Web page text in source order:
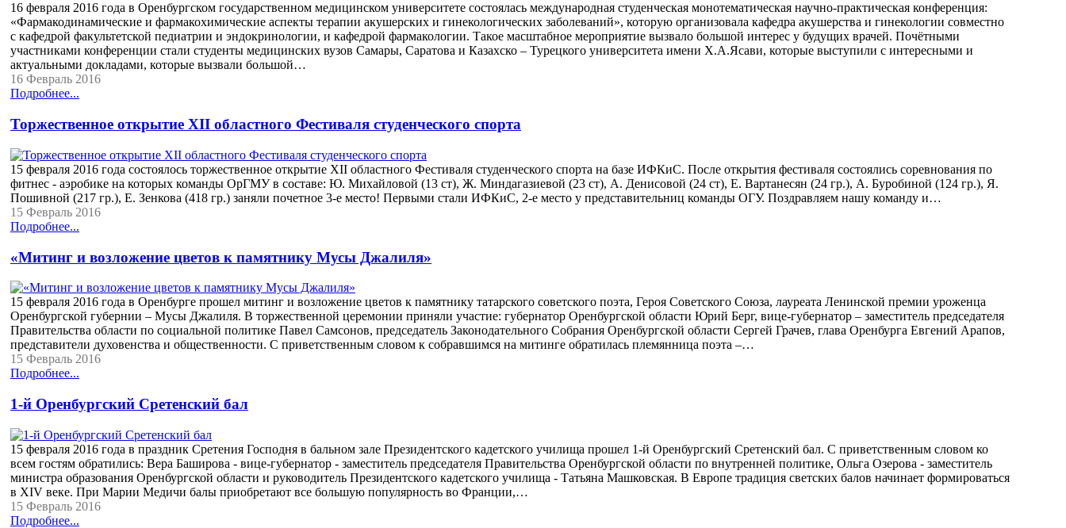
16 февраля 2016 года в Оренбургском государственном медицинском университете состоялась международная студенческая монотематическая научно-практическая конференция:
«Фармакодинамические и фармакохимические аспекты терапии акушерских и гинекологических заболеваний», которую организовала кафедра акушерства и гинекологии совместно
с кафедрой факультетской педиатрии и эндокринологии, и кафедрой фармакологии. Такое масштабное мероприятие вызвало большой интерес у будущих врачей. Почётными
участниками конференции стали студенты медицинских вузов Самары, Саратова и Казахско – Турецкого университета имени Х.А.Ясави, которые выступили с интересными и
актуальными докладами, которые вызвали большой…
16 Февраль 2016
Подробнее...
Торжественное открытие XII областного Фестиваля студенческого спорта
15 февраля 2016 года состоялось торжественное открытие XII областного Фестиваля студенческого спорта на базе ИФКиС. После открытия фестиваля состоялись соревнования по
фитнес - аэробике на которых команды ОрГМУ в составе: Ю. Михайловой (13 ст), Ж. Миндагазиевой (23 ст), А. Денисовой (24 ст), Е. Вартанесян (24 гр.), А. Буробиной (124 гр.), Я.
Пошивной (217 гр.), Е. Зенкова (418 гр.) заняли почетное 3-е место! Первыми стали ИФКиС, 2-е место у представительниц команды ОГУ. Поздравляем нашу команду и…
15 Февраль 2016
Подробнее...
«Митинг и возложение цветов к памятнику Мусы Джалиля»
15 февраля 2016 года в Оренбурге прошел митинг и возложение цветов к памятнику татарского советского поэта, Героя Советского Союза, лауреата Ленинской премии уроженца
Оренбургской губернии – Мусы Джалиля. В торжественной церемонии приняли участие: губернатор Оренбургской области Юрий Берг, вице-губернатор – заместитель председателя
Правительства области по социальной политике Павел Самсонов, председатель Законодательного Собрания Оренбургской области Сергей Грачев, глава Оренбурга Евгений Арапов,
представители духовенства и общественности. С приветственным словом к собравшимся на митинге обратилась племянница поэта –…
15 Февраль 2016
Подробнее...
1-й Оренбургский Сретенский бал
15 февраля 2016 года в праздник Сретения Господня в бальном зале Президентского кадетского училища прошел 1-й Оренбургский Сретенский бал. С приветственным словом ко
всем гостям обратились: Вера Баширова - вице-губернатор - заместитель председателя Правительства Оренбургской области по внутренней политике, Ольга Озерова - заместитель
министра образования Оренбургской области и руководитель Президентского кадетского училища - Татьяна Машковская. В Европе традиция светских балов начинает формироваться
в XIV веке. При Марии Медичи балы приобретают все большую популярность во Франции,…
15 Февраль 2016
Подробнее...